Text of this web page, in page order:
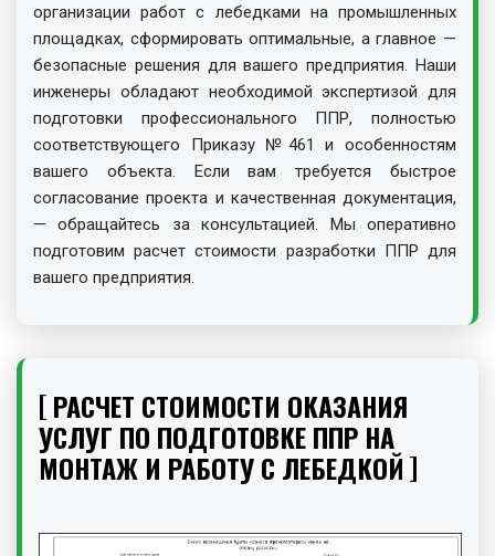
организации работ с лебедками на промышленных
площадках, сформировать оптимальные, а главное —
безопасные решения для вашего предприятия. Наши
инженеры обладают необходимой экспертизой для
подготовки профессионального ППР, полностью
соответствующего Приказу №461 и особенностям
вашего объекта. Если вам требуется быстрое
согласование проекта и качественная документация,
— обращайтесь за консультацией. Мы оперативно
подготовим расчет стоимости разработки ППР для
вашего предприятия.
РАСЧЕТ СТОИМОСТИ ОКАЗАНИЯ
УСЛУГ ПО ПОДГОТОВКЕ ППР НА
МОНТАЖ И РАБОТУ С ЛЕБЕДКОЙ